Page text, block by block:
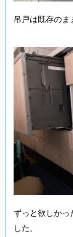
吊戸は既存のま
ずっと欲しかっ
した。